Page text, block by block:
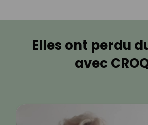
Elles ont perdu
avec